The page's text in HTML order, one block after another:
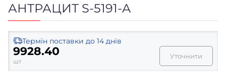
АНТРАЦИТ S-5191-A
Термін поставки до 14 днів
9928.40
шт
Уточнити